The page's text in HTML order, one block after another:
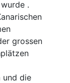
.
grossen
und die